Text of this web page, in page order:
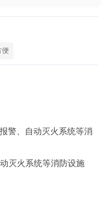
便
警、自动灭火系统等消
灭火系统等消防设施